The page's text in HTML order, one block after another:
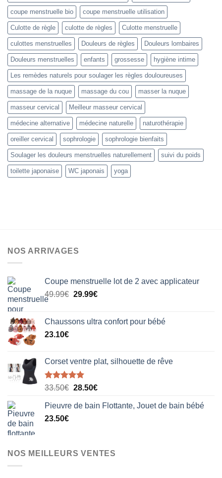
coupe menstruelle bio coupe menstruelle utilisation
Culotte de règle culotte de règles Culotte menstruelle
culottes menstruelles Douleurs de règles Douleurs lombaires
Douleurs menstruelles enfants grossesse hygiène intime
Les remèdes naturels pour soulager les règles douloureuses
massage de la nuque massage du cou masser la nuque
masseur cervical Meilleur masseur cervical
médecine alternative médecine naturelle naturothérapie
oreiller cervical sophrologie sophrologie bienfaits
Soulager les douleurs menstruelles naturellement suivi du poids
toilette japonaise WC japonais yoga
NOS ARRIVAGES
Coupe menstruelle lot de 2 avec applicateur
49.99€ Le
était :
29.99€Le
est :
Chaussons ultra confort pour bébé
23.10€
Corset ventre plat, silhouette de rêve
Note5.00
33.50€ Le
initial
28.50€Le
actuel
Pieuvre de bain Flottante, Jouet de bain bébé
23.50€
NOS MEILLEURS VENTES